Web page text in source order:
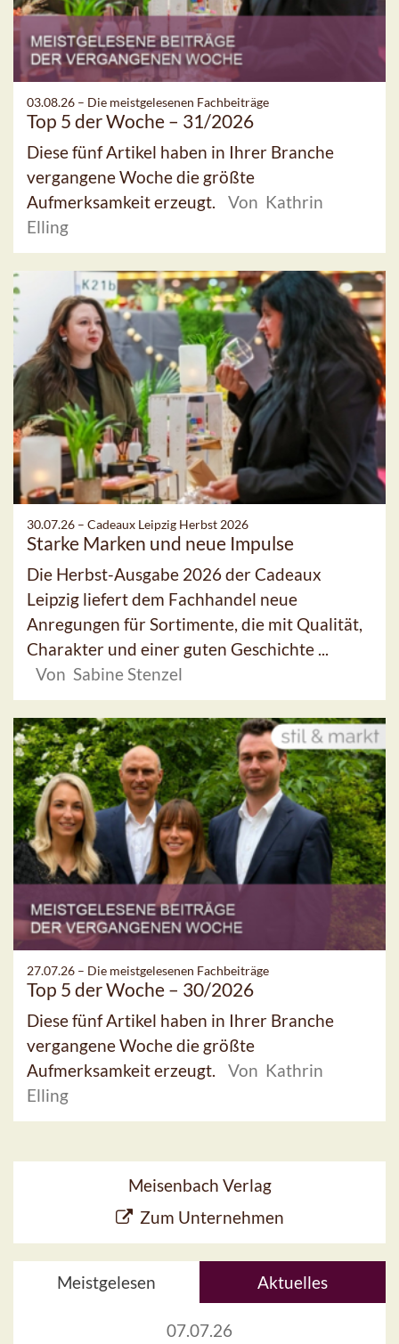
03.08.26 – Die meistgelesenen Fachbeiträge
Top 5 der Woche – 31/2026
Diese fünf Artikel haben in Ihrer Branche
vergangene Woche die größte
Aufmerksamkeit erzeugt.
Von Kathrin
Elling
30.07.26 – Cadeaux Leipzig Herbst 2026
Starke Marken und neue Impulse
Die Herbst-Ausgabe 2026 der Cadeaux
Leipzig liefert dem Fachhandel neue
Anregungen für Sortimente, die mit Qualität,
Charakter und einer guten Geschichte ...
Von Sabine Stenzel
27.07.26 – Die meistgelesenen Fachbeiträge
Top 5 der Woche – 30/2026
Diese fünf Artikel haben in Ihrer Branche
vergangene Woche die größte
Aufmerksamkeit erzeugt.
Von Kathrin
Elling
Meisenbach Verlag
Zum Unternehmen
Meistgelesen Aktuelles
07.07.26